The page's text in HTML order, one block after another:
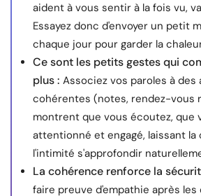
aident à vous sentir à la fois vu,
Essayez donc d'envoyer un petit
chaque jour pour garder la
Ce sont les petits gestes qui
plus : Associez vos paroles à des
cohérentes (notes, rendez-vous
montrent que vous écoutez, que
attentionné et engagé, laissant
l'intimité s'approfondir
La cohérence renforce la
faire preuve d'empathie après